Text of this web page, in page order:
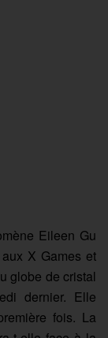
Eileen Gu
X Games et
globe de cristal
dernier. Elle
fois. La